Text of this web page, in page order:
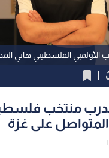
الأولمبي الفلسطيني هاني
منتخب
على غزة
|